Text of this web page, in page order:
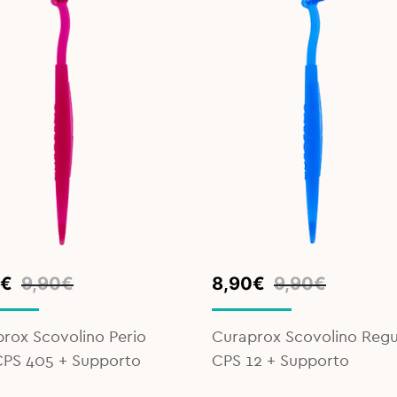
9,90€
€
Scovolino Perio
405 + Supporto
9,90€
Original
price
9,90€.
8,90€
Current
price
8,90€.
Curaprox Scovolino
CPS 12 + Supporto